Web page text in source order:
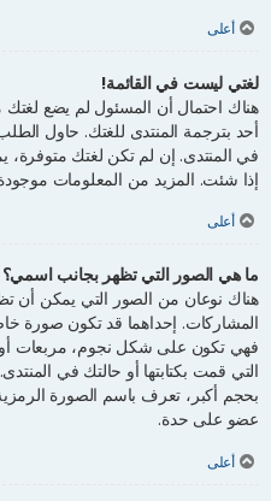
أعلى
لغتي ليست في القائمة!
هناك احتمال أن المسئول لم يضع
أحد بترجمة المنتدى للغتك. حاول
في المنتدى. إن لم تكن لغتك متوفرة،
إذا شئت. المزيد من المعلومات
أعلى
ما هي الصور التي تظهر بجانب اسمي؟
هناك نوعان من الصور التي يمكن أن
المشاركات. إحداهما قد تكون صورة
فهي تكون على شكل نجوم، مربعات
التي قمت بكتابتها أو حالتك في
بحجم أكبر، تعرف باسم الصورة
عضو على حدة.
أعلى